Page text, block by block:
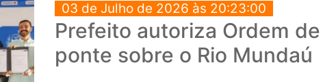
03 de Julho de 2026 às 20:23:00
Prefeito autoriza Ordem
ponte sobre o Rio Mundaú